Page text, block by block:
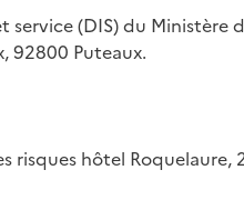
(DIS) du Ministère
92800 Puteaux.
risques hôtel Roquelaure,